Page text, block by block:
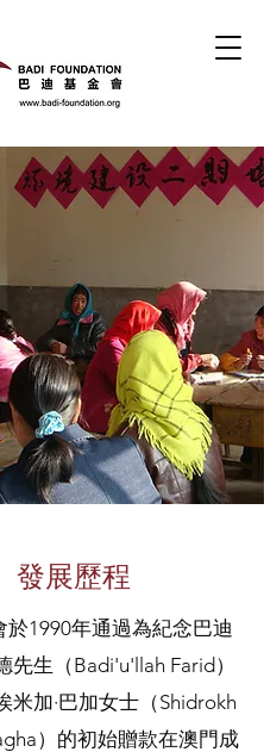
發展歷程
於1990年通過為紀念巴迪
先生（Badi'u'llah Farid）
米加·巴加女士（Shidrokh
）的初始贈款在澳門成